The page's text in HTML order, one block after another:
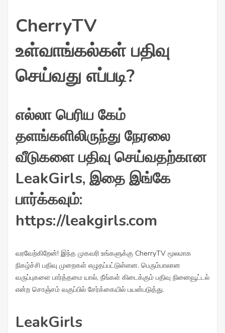
CherryTV
உள்வாங்கல்கள் பதிவு
செய்வது எப்படி?
எல்லா பெரிய கேம்
தளங்களிலிருந்து நேரலை
வீடுகளை பதிவு செய்வதற்கான
LeakGirls, இதை இங்கே
பார்க்கவும்:
https://leakgirls.com
வரவேற்கிறேன்! இந்த முகவரி உங்களுக்கு CherryTV மூலமாக
நிகழ்ச்சி பதிவு முறைகள் எழுதப்பட்டுள்ளன. பெரும்பாலான
வருப்புகளை பார்த்தமை யால், நீங்கள் கிடைக்கும் பதிவு நினைவூட்டல்
என்ற சொஞ்சம் வகுப்பில் சேர்க்கையில் பயன்படுத்து.
LeakGirls